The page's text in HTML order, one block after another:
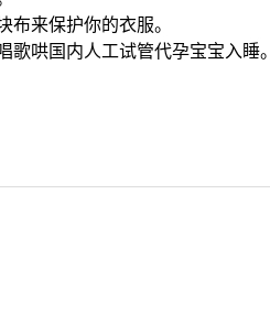
来保护你的衣服。
哄国内人工试管代孕宝宝入睡。